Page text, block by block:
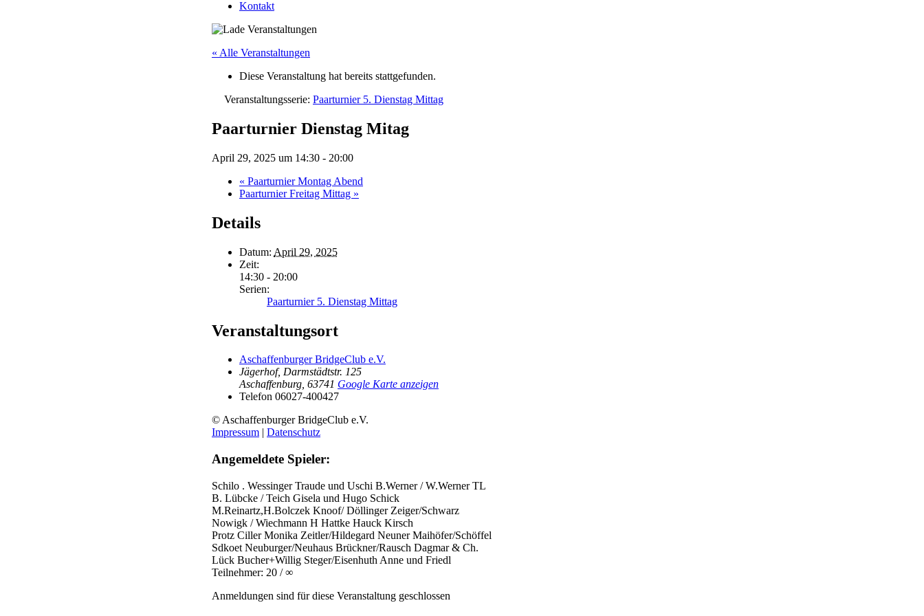
Kontakt
« Alle Veranstaltungen
Diese Veranstaltung hat bereits stattgefunden.
Veranstaltungsserie: Paarturnier 5. Dienstag Mittag
Paarturnier Dienstag Mitag
April 29, 2025 um 14:30 - 20:00
« Paarturnier Montag Abend
Paarturnier Freitag Mittag »
Details
Datum: April 29, 2025
Zeit:
14:30 - 20:00
Serien:
Paarturnier 5. Dienstag Mittag
Veranstaltungsort
Aschaffenburger BridgeClub e.V.
Jägerhof, Darmstädtstr. 125
Aschaffenburg, 63741 Google Karte anzeigen
Telefon 06027-400427
© Aschaffenburger BridgeClub e.V.
Impressum | Datenschutz
Angemeldete Spieler:
Schilo . WessingerTraude und Uschi B.Werner / W.Werner TL
B. Lübcke / Teich Gisela und Hugo Schick
M.Reinartz,H.Bolczek Knoof/ Döllinger Zeiger/Schwarz
Nowigk / Wiechmann H Hattke Hauck Kirsch
Protz CillerMonika Zeitler/Hildegard NeunerMaihöfer/Schöffel
Sdkoet Neuburger/Neuhaus Brückner/Rausch Dagmar & Ch.
Lück Bucher+Willig Steger/Eisenhuth Anne und Friedl
Teilnehmer: 20 / ∞
Anmeldungen sind für diese Veranstaltung geschlossen